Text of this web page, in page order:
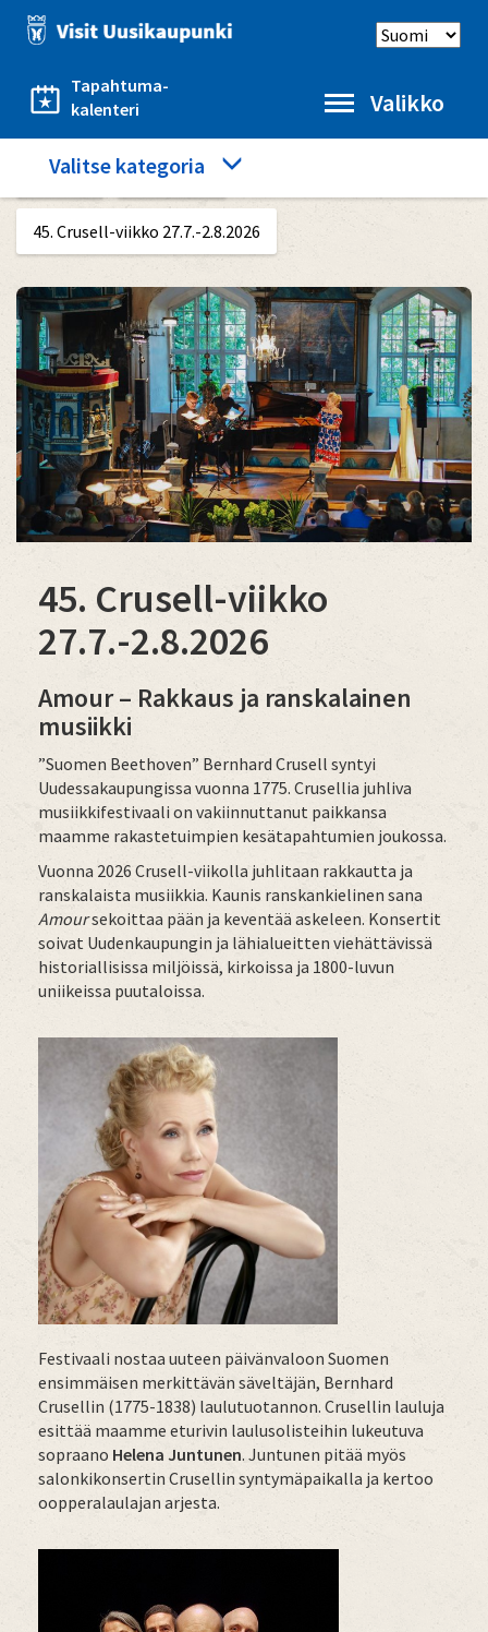
Hyppää
pääsisältöön
Tapahtuma-
kalenteri
Select
Valikko
Category
menu
Valitse kategoria
Etusivu Näe ja koe
45. Crusell-viikko 27.7.-2.8.2026
45. Crusell-viikko
27.7.-2.8.2026
Amour – Rakkaus ja ranskalainen
musiikki
”Suomen Beethoven” Bernhard Crusell syntyi
Uudessakaupungissa vuonna 1775. Crusellia juhliva
musiikkifestivaali on vakiinnuttanut paikkansa
maamme rakastetuimpien kesätapahtumien joukossa.
Vuonna 2026 Crusell-viikolla juhlitaan rakkautta ja
ranskalaista musiikkia. Kaunis ranskankielinen sana
Amoursekoittaa pään ja keventää askeleen. Konsertit
soivat Uudenkaupungin ja lähialueitten viehättävissä
historiallisissa miljöissä, kirkoissa ja 1800-luvun
uniikeissa puutaloissa.
Festivaali nostaa uuteen päivänvaloon Suomen
ensimmäisen merkittävän säveltäjän, Bernhard
Crusellin (1775-1838) laulutuotannon. Crusellin lauluja
esittää maamme eturivin laulusolisteihin lukeutuva
sopraano Helena Juntunen. Juntunen pitää myös
salonkikonsertin Crusellin syntymäpaikalla ja kertoo
oopperalaulajan arjesta.